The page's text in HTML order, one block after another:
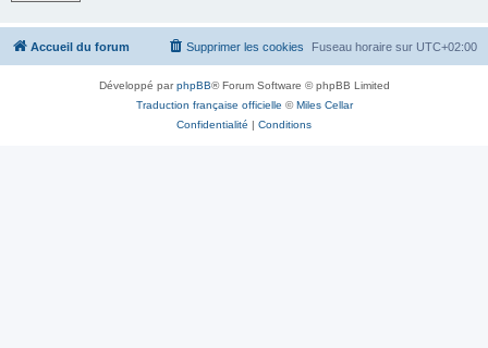
Accueil du forum Fuseau horaire sur UTC+02:00
Supprimer les cookies
Développé parphpBB® Forum Software © phpBB Limited
Traduction française officielle ©Miles Cellar
Confidentialité | Conditions